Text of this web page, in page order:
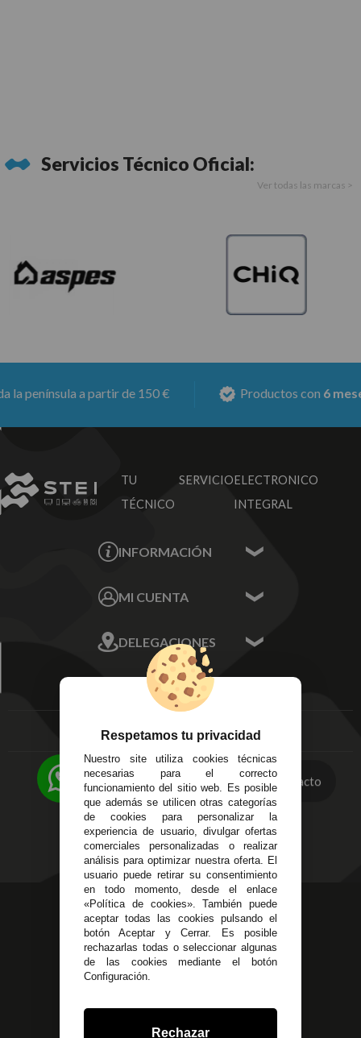
Servicios Técnico Oficial:
Ver todas las marcas >
a partir de 150 € Productos con6 meses
TU SERVICIO
TÉCNICO
ELECTRONICO
INTEGRAL
INFORMACIÓN
Sobre nosotros
MI CUENTA
Mis Direcciones
Mis Pedidos
Mis favoritos
FAQ's
DELEGACIONES
Écija - Sevilla
Av. Plaza de Toros.
Local 3
C/ Ingeniero Iribarren,
14
Alzira - Valencia
C/ Esplugues, 135
EMPRESA
Entregas y
Devoluciones
Política de Privacidad
Pago Seguro
Terminos y
Condiciones Generales
Políticas de Cookies
623 23 31 98
Atendemos Whatsapp
955 44 45 43/955 44 45 44
Avenida Plaza de Toros,
Contacto
Respetamos tu privacidad
Nuestro site utiliza cookies técnicas
necesarias para el correcto
funcionamiento del sitio web. Es posible
que además se utilicen otras categorías
de cookies para personalizar la
experiencia de usuario, divulgar ofertas
comerciales personalizadas o realizar
análisis para optimizar nuestra oferta. El
usuario puede retirar su consentimiento
en todo momento, desde el enlace
«Política de cookies». También puede
aceptar todas las cookies pulsando el
botón Aceptar y Cerrar. Es posible
rechazarlas todas o seleccionar algunas
de las cookies mediante el botón
Configuración.
Rechazar